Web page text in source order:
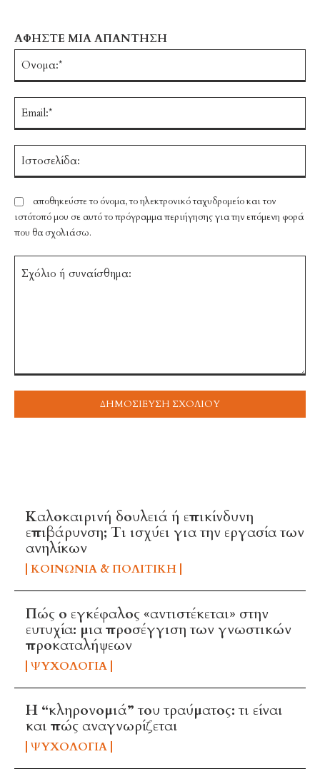
Καλοκαιρινή δουλειά ή επικίνδυνη
επιβάρυνση; Τι ισχύει για την εργασία των
ανηλίκων
ΚΟΙΝΩΝΊΑ & ΠΟΛΙΤΙΚΉ
Πώς ο εγκέφαλος «αντιστέκεται» στην
ευτυχία: μια προσέγγιση των γνωστικών
προκαταλήψεων
ΨΥΧΟΛΟΓΊΑ
Η “κληρονομιά” του τραύματος: τι είναι
και πώς αναγνωρίζεται
ΨΥΧΟΛΟΓΊΑ
ΑΦΗΣΤΕ ΜΙΑ ΑΠΑΝΤΗΣΗ
αποθηκεύστε το όνομα, το ηλεκτρονικό ταχυδρομείο και τον
ιστότοπό μου σε αυτό το πρόγραμμα περιήγησης για την επόμενη φορά
που θα σχολιάσω.